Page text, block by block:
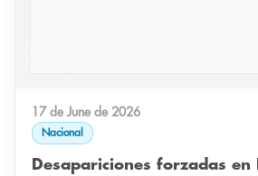
17 de June de 2026
Nacional
Desapariciones forzadas en